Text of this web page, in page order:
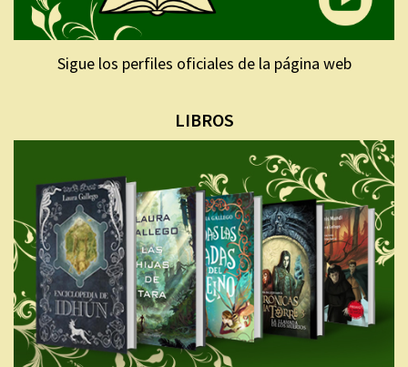
Sigue los perfiles oficiales de la página web
LIBROS